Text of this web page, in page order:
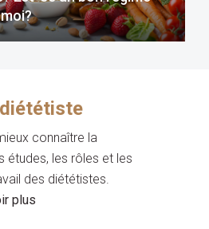
connaître la
études, les rôles et les
des diététistes.
plus